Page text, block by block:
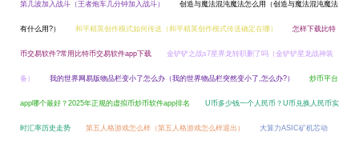
第几波加入战斗（王者炮车几分钟加入战斗） 创造与魔法混沌魔法怎么用（创造与魔法混沌魔法
有什么用?） 和平精英创作模式如何传送（和平精英创作模式传送确定在哪） 怎样下载比特
币交易软件?常用比特币交易软件app下载 金铲铲之战s7星界龙转职删了吗（金铲铲星龙战神装
备） 我的世界网易版物品栏变小了怎么办（我的世界物品栏突然变小了,怎么办?） 炒币平台
app哪个最好？2025年正规的虚拟币炒币软件app排名 U币多少钱一个人民币？U币兑换人民币实
时汇率历史走势 第五人格游戏怎么样（第五人格游戏怎么样退出） 大算力ASIC矿机芯动